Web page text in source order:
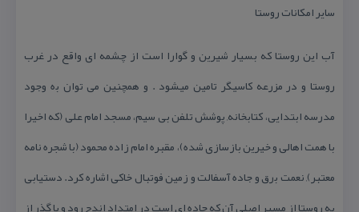
سایر امكانات روستا
آب این روستا كه بسیار شیرین و گوارا است از چشمه ای واقع در غرب
روستا و در مزرعه كاسیگر تامین میشود . و همچنین می توان ﺑه وجود
مدرسه ابتدایی، كتابخانه, پوشش تلفن بی سیم، مسجد امام علی (كه اخیرا
با همت اهالی و خیرین بازسازی شده)، مقبره امام زاده محمود (با شجره نامه
معتبر), نعمت ﺑرق و جاده آسفالت و زمین فوتبال خاكی اشاره كرد. دستیابی
به روستا از مسیر اصلی آن كه جاده ای است در امتداد اندج رود و با گذر از